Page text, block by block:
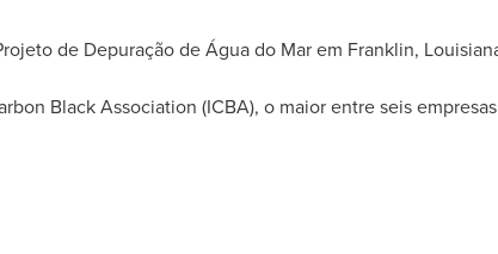
de Depuração de Água do Mar em Franklin,
Black Association (ICBA), o maior entre seis empresas